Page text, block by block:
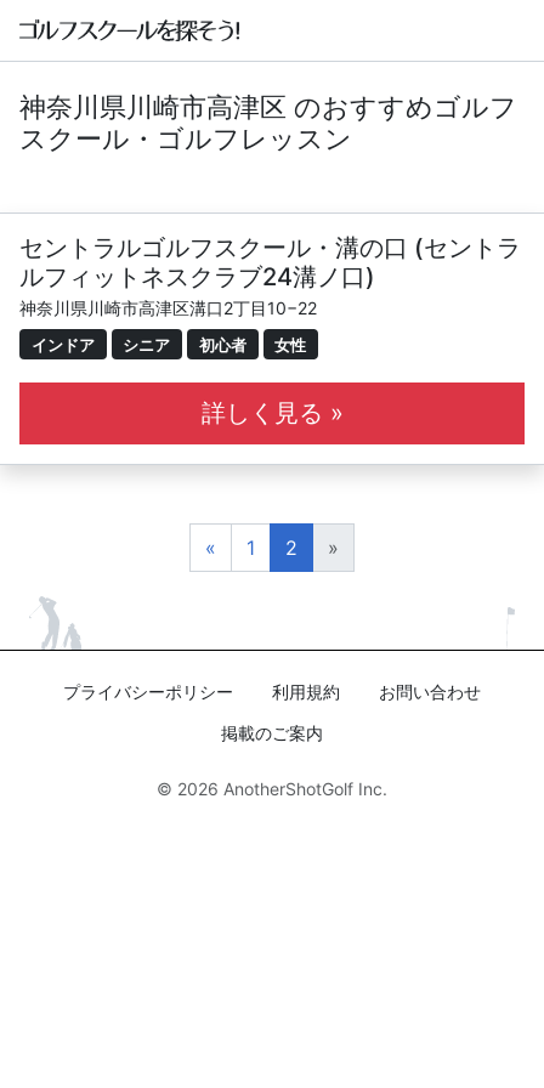
神奈川県川崎市高津区 のおすすめゴルフ
スクール・ゴルフレッスン
セントラルゴルフスクール・溝の口 (セントラ
ルフィットネスクラブ24溝ノ口)
神奈川県川崎市高津区溝口2丁目10−22
インドア シニア 初心者 女性
詳しく見る »
« 1 2 »
プライバシーポリシー 利用規約
お問い合わせ
掲載のご案内
© 2026 AnotherShotGolf Inc.